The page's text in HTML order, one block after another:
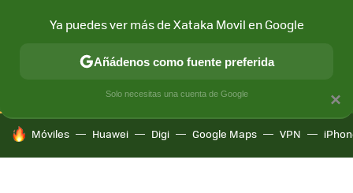
CONECTIVIDAD MÓVIL Y SOCIEDAD APLICACIONES
HOY SE HABLA DE
Móviles Huawei Digi Google Maps VPN
×
Ya puedes ver más de Xataka Movil en Google
Añádenos como fuente preferida
Solo necesitas una cuenta de Google